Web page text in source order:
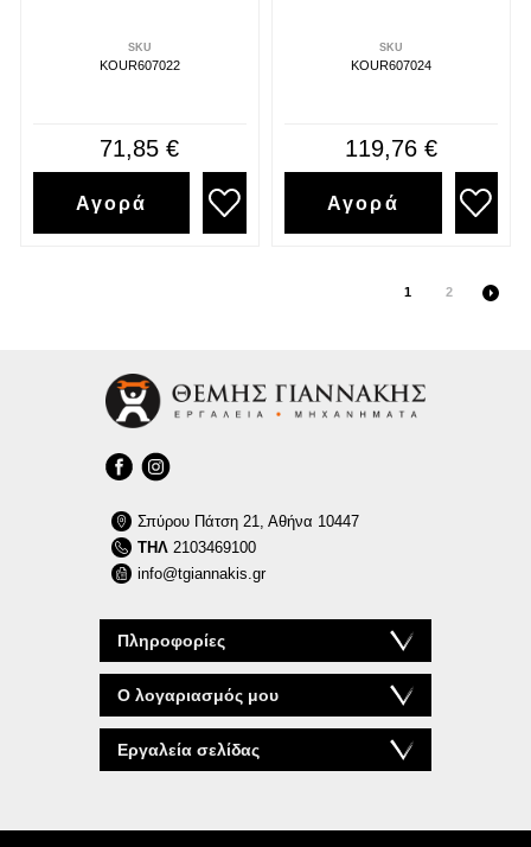
SKU
KOUR607022
71,85 €
Αγορά
SKU
KOUR607024
119,76 €
Αγορά
1 2
Πληροφορίες
Ο λογαριασμός μου
Εργαλεία σελίδας
Σπύρου Πάτση 21, Αθήνα 10447
ΤΗΛ2103469100
info@tgiannakis.gr